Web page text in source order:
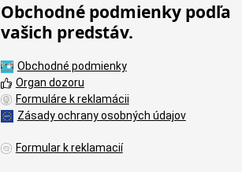
Obchodné podmienky podľa
vašich predstáv.
Obchodné podmienky
Organ dozoru
Formuláre k reklamácii
Zásady ochrany osobných údajov
Formular k reklamacií